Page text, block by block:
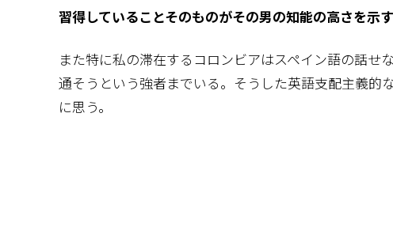
習得していることそのものがその男の知能の高さを示
また特に私の滞在するコロンビアはスペイン語の話せ
通そうという強者までいる。そうした英語支配主義的
に思う。